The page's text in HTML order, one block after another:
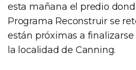
esta mañana el predio
Programa Reconstruir se
están próximas a finalizarse
la localidad de Canning.